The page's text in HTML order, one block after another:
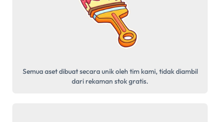
Semua aset dibuat secara unik oleh tim kami, tidak diambil
dari rekaman stok gratis.